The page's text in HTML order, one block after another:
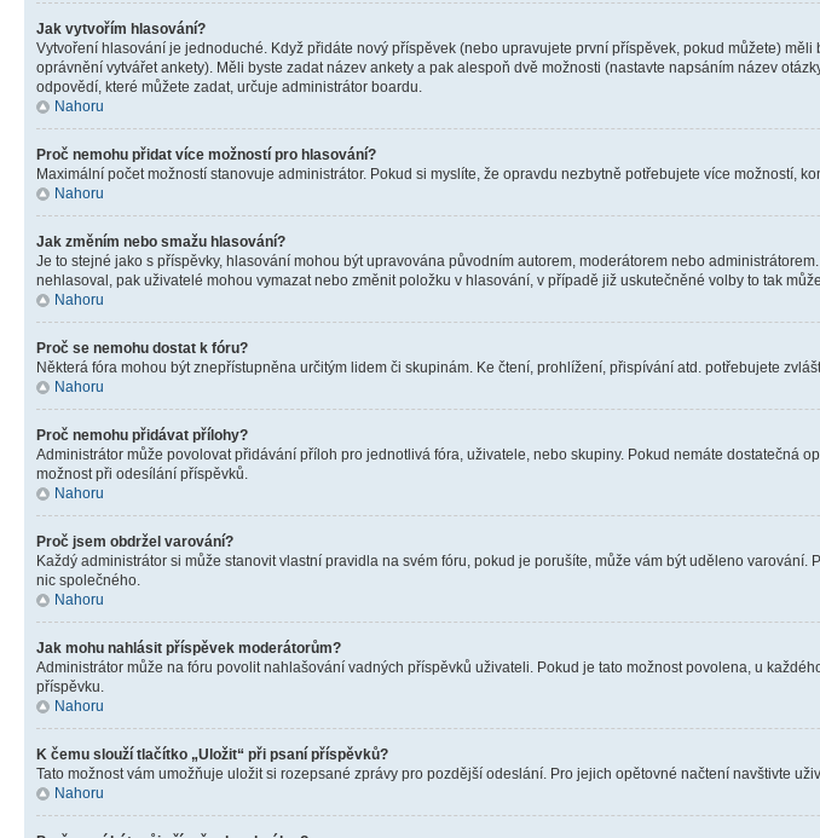
Jak vytvořím hlasování?
Vytvoření hlasování je jednoduché. Když přidáte nový příspěvek (nebo upravujete první příspěvek, pokud můžete) měli
oprávnění vytvářet ankety). Měli byste zadat název ankety a pak alespoň dvě možnosti (nastavte napsáním název
odpovědí, které můžete zadat, určuje administrátor boardu.
Nahoru
Proč nemohu přidat více možností pro hlasování?
Maximální počet možností stanovuje administrátor. Pokud si myslíte, že opravdu nezbytně potřebujete více možností,
Nahoru
Jak změním nebo smažu hlasování?
Je to stejné jako s příspěvky, hlasování mohou být upravována původním autorem, moderátorem nebo
nehlasoval, pak uživatelé mohou vymazat nebo změnit položku v hlasování, v případě již uskutečněné volby to tak
Nahoru
Proč se nemohu dostat k fóru?
Některá fóra mohou být znepřístupněna určitým lidem či skupinám. Ke čtení, prohlížení, přispívání atd. potřebujete
Nahoru
Proč nemohu přidávat přílohy?
Administrátor může povolovat přidávání příloh pro jednotlivá fóra, uživatele, nebo skupiny. Pokud nemáte dostatečná
možnost při odesílání příspěvků.
Nahoru
Proč jsem obdržel varování?
Každý administrátor si může stanovit vlastní pravidla na svém fóru, pokud je porušíte, může vám být uděleno
nic společného.
Nahoru
Jak mohu nahlásit příspěvek moderátorům?
Administrátor může na fóru povolit nahlašování vadných příspěvků uživateli. Pokud je tato možnost povolena, u
příspěvku.
Nahoru
K čemu slouží tlačítko „Uložit“ při psaní příspěvků?
Tato možnost vám umožňuje uložit si rozepsané zprávy pro pozdější odeslání. Pro jejich opětovné načtení navštivte
Nahoru